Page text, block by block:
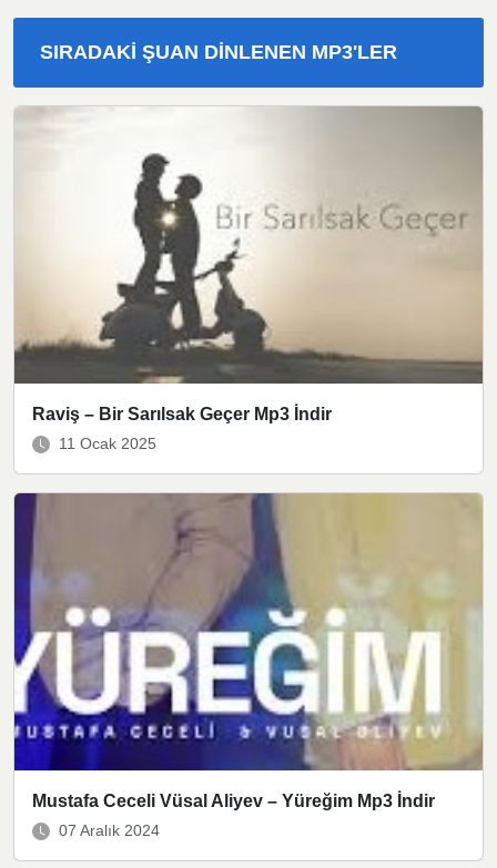
SIRADAKI ŞUAN DINLENEN MP3'LER
Raviş – Bir Sarılsak Geçer Mp3 İndir
11 Ocak 2025
Mustafa Ceceli Vüsal Aliyev – Yüreğim Mp3 İndir
07 Aralık 2024